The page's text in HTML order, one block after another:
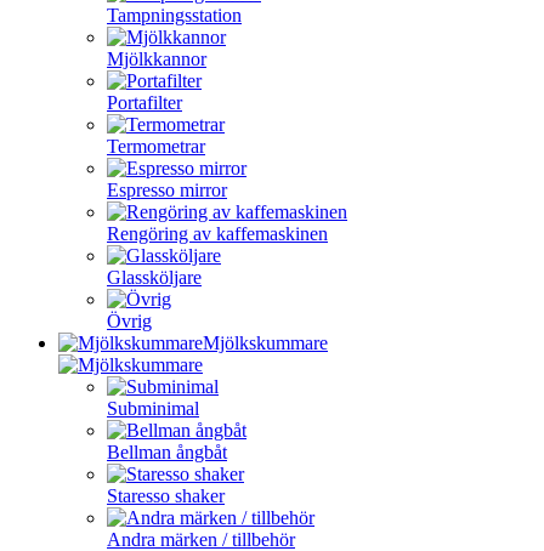
Tampningsstation
Mjölkkannor
Portafilter
Termometrar
Espresso mirror
Rengöring av kaffemaskinen
Glassköljare
Övrig
Mjölkskummare
Subminimal
Bellman ångbåt
Staresso shaker
Andra märken / tillbehör